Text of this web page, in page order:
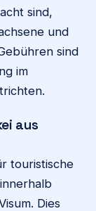
sind,
und
sind
im
aus
touristische
Dies